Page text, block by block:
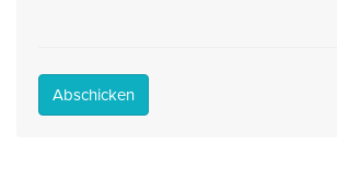
Abschicken